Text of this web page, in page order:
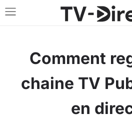
Comment
chaine TV
en